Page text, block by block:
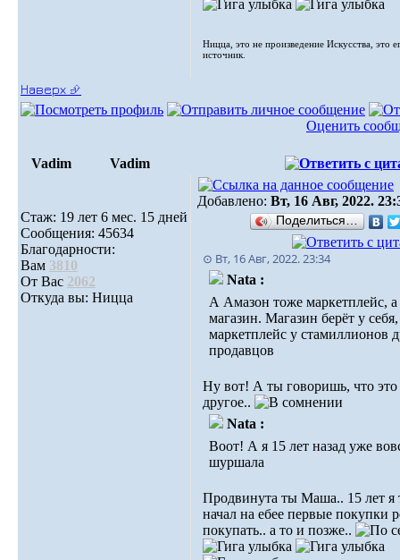
Ницца, это не произведение Искусства, это
источник.
Наверх ⮵
Оценить
Vadim Vadim
Стаж: 19 лет 6 мес. 15 дней
Сообщения: 45634
Благодарности:
Вам 3810
От Вас 2062
Откуда вы: Ницца
Добавлено: Вт, 16 Авг, 2022.
Поделиться…
⊙ Вт, 16 Авг, 2022. 23:34
Nata :
А Амазон тоже маркетплейс, а
магазин. Магазин берёт у себя,
маркетплейс у стамиллионов
продавцов
Ну вот! А ты говоришь, что это
другое..
Nata :
Воот! А я 15 лет назад уже
шуршала
Продвинута ты Маша.. 15 лет я
начал на ебее первые покупки
покупать.. а то и позже..